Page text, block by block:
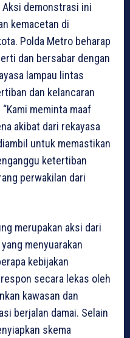
demonstrasi ini
kemacetan di
Polda Metro beharap
dan bersabar dengan
lampau lintas
dan kelancaran
meminta maaf
akibat dari rekayasa
untuk memastikan
ketertiban
perwakilan dari
merupakan aksi dari
menyuarakan
kebijakan
secara lekas oleh
kawasan dan
berjalan damai. Selain
skema